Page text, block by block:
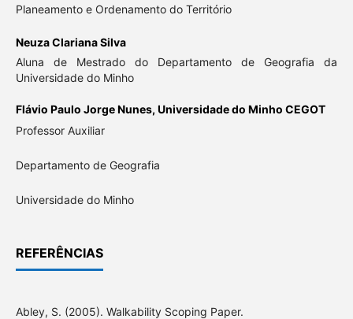
Planeamento e Ordenamento do Território
Neuza Clariana Silva
Aluna de Mestrado do Departamento de Geografia da
Universidade do Minho
Flávio Paulo Jorge Nunes, Universidade do Minho CEGOT
Professor Auxiliar
Departamento de Geografia
Universidade do Minho
REFERÊNCIAS
Abley, S. (2005). Walkability Scoping Paper.